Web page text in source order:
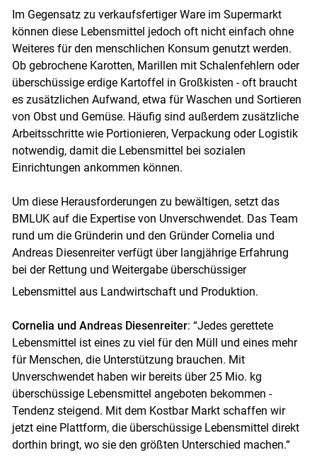
Im Gegensatz zu verkaufsfertiger Ware im Supermarkt
können diese Lebensmittel jedoch oft nicht einfach ohne
Weiteres für den menschlichen Konsum genutzt werden.
Ob gebrochene Karotten, Marillen mit Schalenfehlern oder
überschüssige erdige Kartoffel in Großkisten - oft braucht
es zusätzlichen Aufwand, etwa für Waschen und Sortieren
von Obst und Gemüse. Häufig sind außerdem zusätzliche
Arbeitsschritte wie Portionieren, Verpackung oder Logistik
notwendig, damit die Lebensmittel bei sozialen
Einrichtungen ankommen können.
Um diese Herausforderungen zu bewältigen, setzt das
BMLUK auf die Expertise von Unverschwendet. Das Team
rund um die Gründerin und den Gründer Cornelia und
Andreas Diesenreiter verfügt über langjährige Erfahrung
bei der Rettung und Weitergabe überschüssiger
Lebensmittel aus Landwirtschaft und Produktion.
Cornelia und Andreas Diesenreiter: “Jedes gerettete
Lebensmittel ist eines zu viel für den Müll und eines mehr
für Menschen, die Unterstützung brauchen. Mit
Unverschwendet haben wir bereits über 25 Mio. kg
überschüssige Lebensmittel angeboten bekommen -
Tendenz steigend. Mit dem Kostbar Markt schaffen wir
jetzt eine Plattform, die überschüssige Lebensmittel direkt
dorthin bringt, wo sie den größten Unterschied machen.“